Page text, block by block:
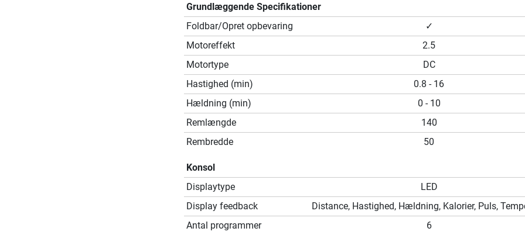
Grundlæggende Specifikationer
Foldbar/Opret opbevaring
✓
Motoreffekt
2.5
Motortype
DC
Hastighed (min)
0.8 - 16
Hældning (min)
0 - 10
Remlængde
140
Rembredde
50
Konsol
Displaytype
LED
Display feedback
Distance, Hastighed, Hældning, Kalorier, Puls,
Antal programmer
6